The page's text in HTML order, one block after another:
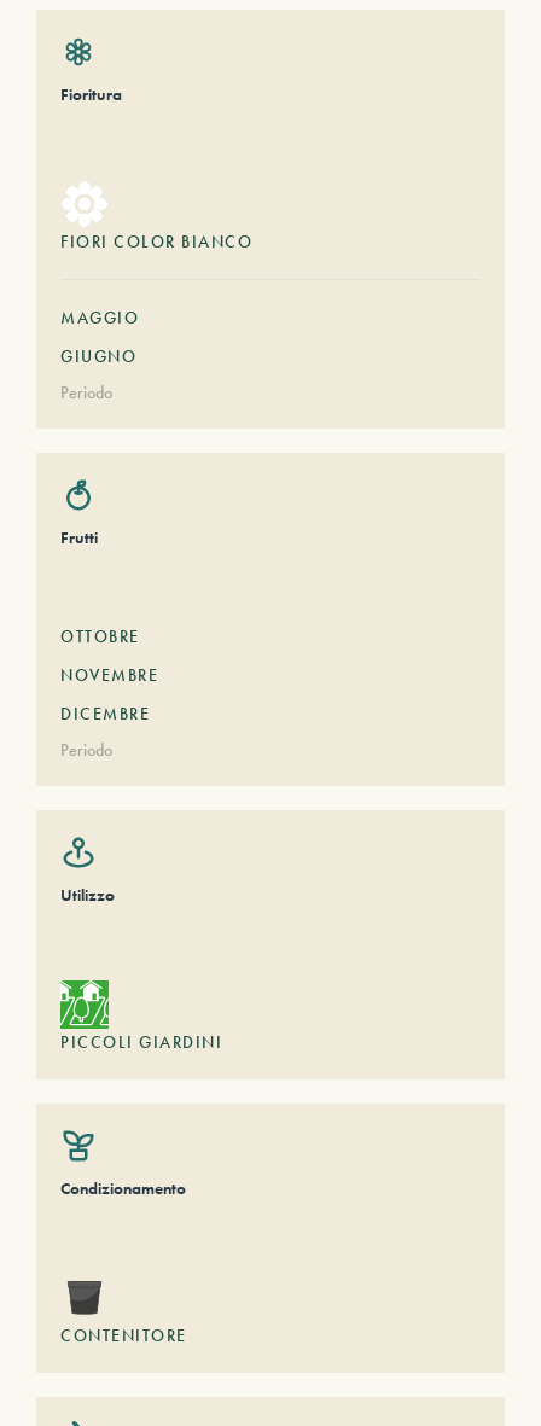
Fioritura
FIORI COLOR BIANCO
MAGGIO
GIUGNO
Periodo
Frutti
OTTOBRE
NOVEMBRE
DICEMBRE
Periodo
Utilizzo
PICCOLI GIARDINI
Condizionamento
CONTENITORE